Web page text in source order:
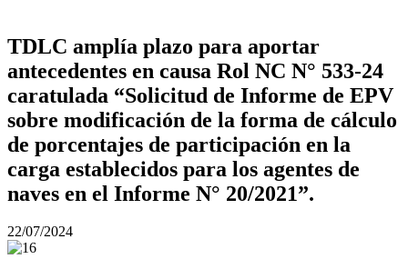
TDLC amplía plazo para aportar
antecedentes en causa Rol NC N° 533-24
caratulada “Solicitud de Informe de EPV
sobre modificación de la forma de cálculo
de porcentajes de participación en la
carga establecidos para los agentes de
naves en el Informe N° 20/2021”.
22/07/2024